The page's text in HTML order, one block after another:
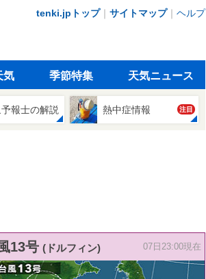
tenki.jpトップ｜ サイトマップ｜ ヘルプ
気 季節特集 天気ニュース
報士の解説 熱中症情報 注目
13号 (ドルフィン) 07日23:00現在